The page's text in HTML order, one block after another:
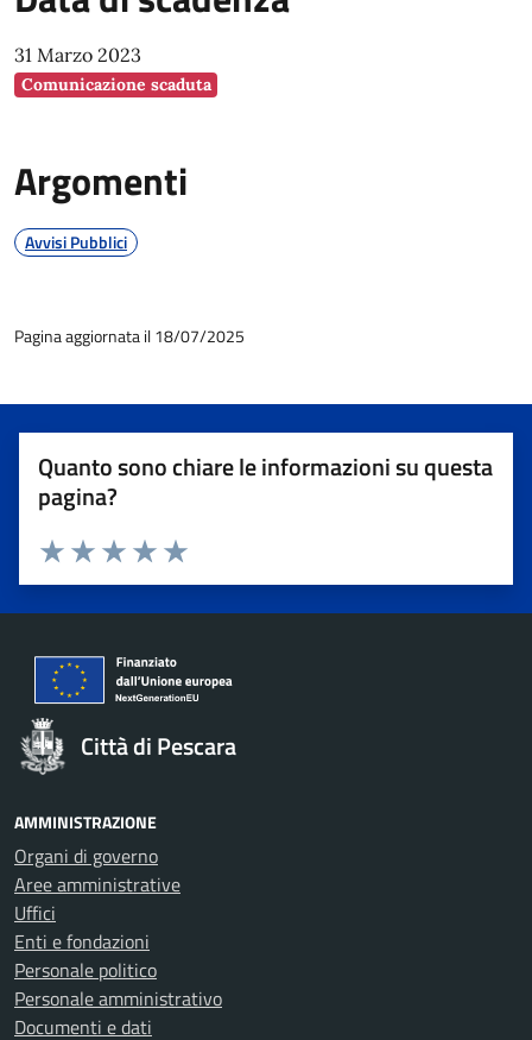
31 Marzo 2023
Comunicazione scaduta
Argomenti
Avvisi Pubblici
Pagina aggiornata il 18/07/2025
Quanto sono chiare le informazioni su questa
pagina?
Valuta 5 stelle su 5
Valuta 4 stelle su 5
Valuta 3 stelle su 5
Valuta 2 stelle su 5
Valuta 1 stelle su 5
Città di Pescara
AMMINISTRAZIONE
Organi di governo
Aree amministrative
Uffici
Enti e fondazioni
Personale politico
Personale amministrativo
Documenti e dati